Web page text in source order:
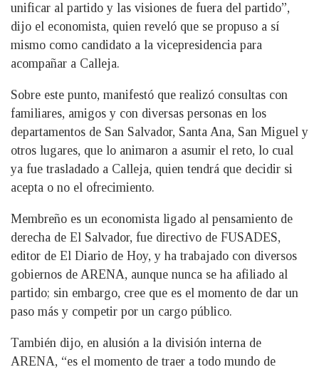
unificar al partido y las visiones de fuera del partido”,
dijo el economista, quien reveló que se propuso a sí
mismo como candidato a la vicepresidencia para
acompañar a Calleja.
Sobre este punto, manifestó que realizó consultas con
familiares, amigos y con diversas personas en los
departamentos de San Salvador, Santa Ana, San Miguel y
otros lugares, que lo animaron a asumir el reto, lo cual
ya fue trasladado a Calleja, quien tendrá que decidir si
acepta o no el ofrecimiento.
Membreño es un economista ligado al pensamiento de
derecha de El Salvador, fue directivo de FUSADES,
editor de El Diario de Hoy, y ha trabajado con diversos
gobiernos de ARENA, aunque nunca se ha afiliado al
partido; sin embargo, cree que es el momento de dar un
paso más y competir por un cargo público.
También dijo, en alusión a la división interna de
ARENA, “es el momento de traer a todo mundo de